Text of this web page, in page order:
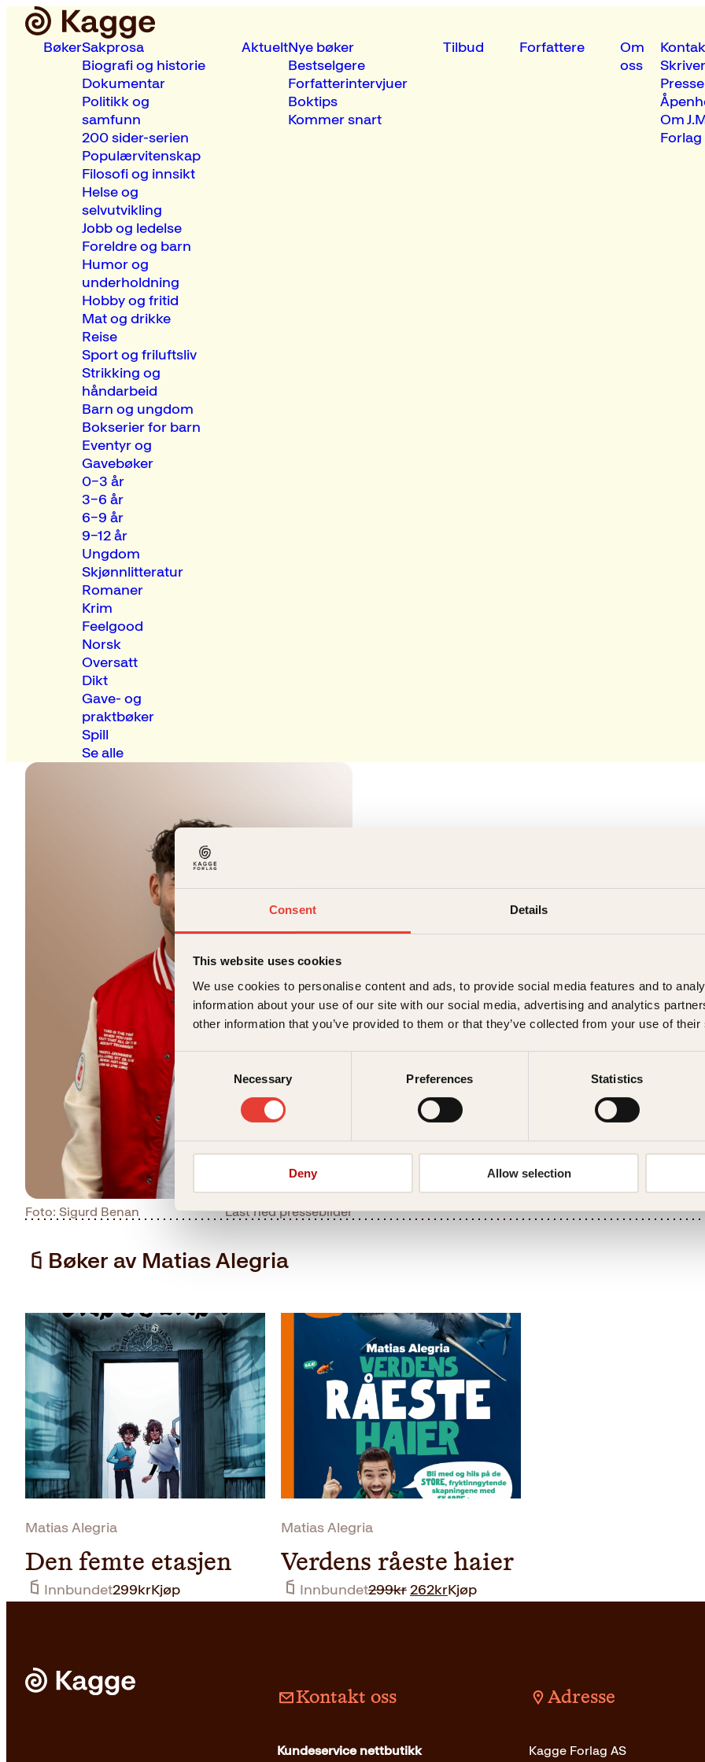
Consent Details
This website uses cookies
We use cookies to personalise content and ads, to provide social media features and to
information about your use of our site with our social media, advertising and analytics
other information that you’ve provided to them or that they’ve collected from your use of
Consent
Selection
Necessary Preferences Statistics
Deny Allow selection
BøkerSakprosa
Biografi og historie
Dokumentar
Politikk og
samfunn
200 sider-serien
Populærvitenskap
Filosofi og innsikt
Helse og
selvutvikling
Jobb og ledelse
Foreldre og barn
Humor og
underholdning
Hobby og fritid
Mat og drikke
Reise
Sport og friluftsliv
Strikking og
håndarbeid
Barn og ungdom
Bokserier for barn
Eventyr og
Gavebøker
0–3 år
3–6 år
6–9 år
9–12 år
Ungdom
Skjønnlitteratur
Romaner
Krim
Feelgood
Norsk
Oversatt
Dikt
Gave- og
praktbøker
Spill
Se alle
AktueltNye bøker
Bestselgere
Forfatterintervjuer
Boktips
Kommer snart
Tilbud Forfattere
Om
oss
Presse
Om
Forlag
Foto: Sigurd Benan Last ned pressebilder
Matias Alegria er en norsk TV-profil,
Super og som deltaker i «Forræder» og
forfatter.
Bøker av Matias Alegria
Matias Alegria
Den femte etasjen
Innbundet299krKjøp
Matias Alegria
Verdens råeste haier
Innbundet299kr Opprinnelig
pris
262krNåværende
pris
Kjøp
Kontakt oss
Kundeservice nettbutikk
Adresse
Kagge Forlag AS